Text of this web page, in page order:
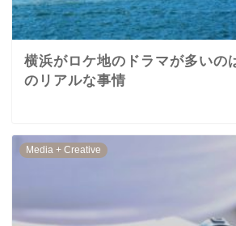
横浜がロケ地のドラマが多いの
のリアルな事情
Media + Creative